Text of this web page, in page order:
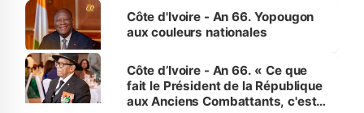
l'Etat de droit pour préserver les
vies humaines »
Côte d'Ivoire - An 66. Yopougon
aux couleurs nationales
Côte d’Ivoire - An 66. « Ce que
fait le Président de la République
aux Anciens Combattants, c'est